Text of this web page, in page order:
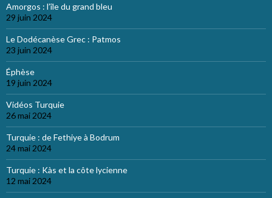
Amorgos : l’île du grand bleu
29 juin 2024
Le Dodécanèse Grec : Patmos
23 juin 2024
Éphèse
19 juin 2024
Vidéos Turquie
26 mai 2024
Turquie : de Fethiye à Bodrum
24 mai 2024
Turquie : Kàs et la côte lycienne
12 mai 2024